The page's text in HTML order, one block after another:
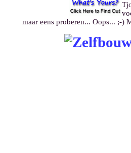
maar eens proberen... Oops... ;-)